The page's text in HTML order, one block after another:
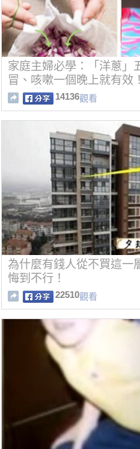
家庭主婦必學：「洋蔥」
冒、咳嗽一個晚上就有效
不可錯過！14136觀看
為什麼有錢人從不買這一
悔到不行！
22510觀看